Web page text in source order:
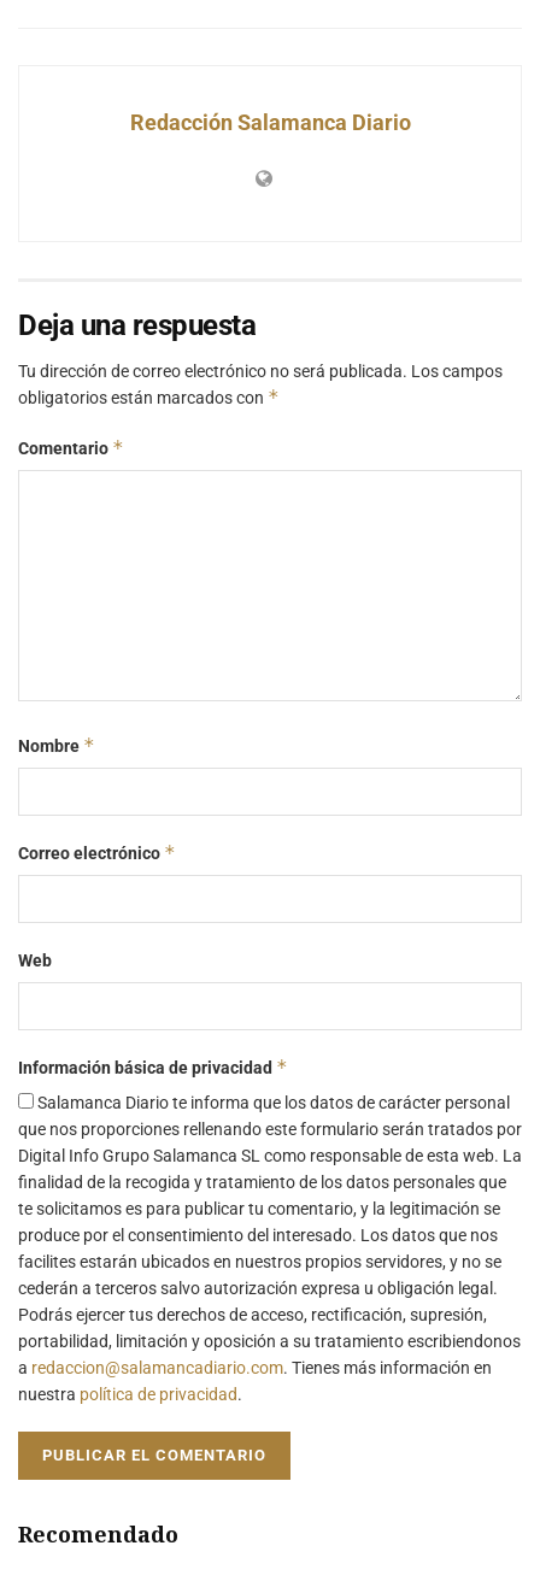
Redacción Salamanca Diario
Deja una respuesta
Tu dirección de correo electrónico no será publicada. Los campos
obligatorios están marcados con *
Comentario *
Nombre *
Correo electrónico *
Web
Información básica de privacidad *
Salamanca Diario te informa que los datos de carácter personal
que nos proporciones rellenando este formulario serán tratados por
Digital Info Grupo Salamanca SL como responsable de esta web. La
finalidad de la recogida y tratamiento de los datos personales que
te solicitamos es para publicar tu comentario, y la legitimación se
produce por el consentimiento del interesado. Los datos que nos
facilites estarán ubicados en nuestros propios servidores, y no se
cederán a terceros salvo autorización expresa u obligación legal.
Podrás ejercer tus derechos de acceso, rectificación, supresión,
portabilidad, limitación y oposición a su tratamiento escribiendonos
a redaccion@salamancadiario.com. Tienes más información en
nuestra política de privacidad.
Recomendado